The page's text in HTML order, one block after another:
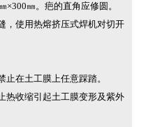
㎜。疤的直角应修圆。
，使用热熔挤压式焊机对切开
在土工膜上任意踩踏。
热收缩引起土工膜变形及紫外